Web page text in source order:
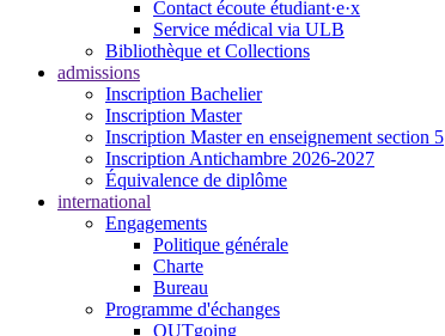
Contact écoute étudiant·e·x
Service médical via ULB
Bibliothèque et Collections
admissions
Inscription Bachelier
Inscription Master
Inscription Master en enseignement section 5
Inscription Antichambre 2026-2027
Équivalence de diplôme
international
Engagements
Politique générale
Charte
Bureau
Programme d'échanges
OUTgoing